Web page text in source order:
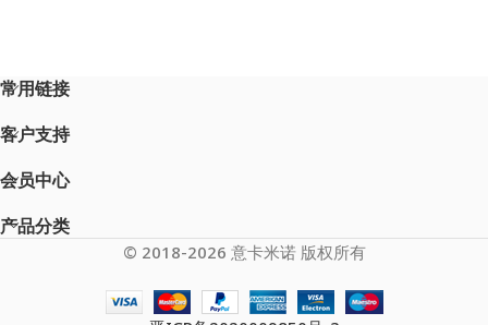
常用链接
客户支持
会员中心
产品分类
© 2018-2026 意卡米诺 版权所有